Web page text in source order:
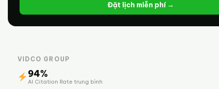
Đặt lịch miễn phí →
VIDCO GROUP
94%
AI Citation Rate trung bình